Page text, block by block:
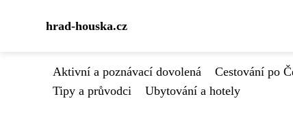
hrad-houska.cz
Aktivní a poznávací dovolená Cestování po
Tipy a průvodci
Ubytování a hotely